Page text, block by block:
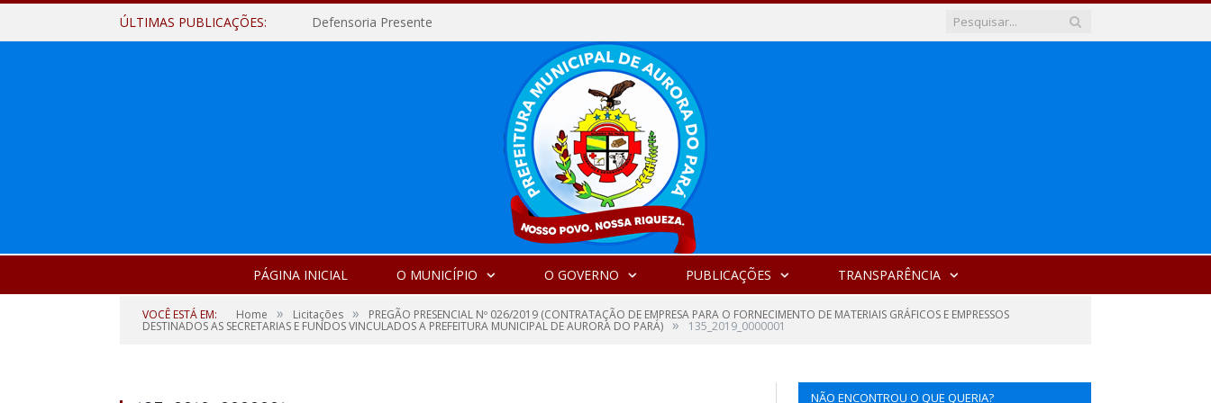
ÚLTIMAS PUBLICAÇÕES: Defensoria Presente
PÁGINA INICIAL O MUNICÍPIO O GOVERNO PUBLICAÇÕES TRANSPARÊNCIA
VOCÊ ESTÁ EM: Home » Licitações » PREGÃO PRESENCIAL Nº 026/2019 (CONTRATAÇÃO DE EMPRESA PARA O FORNECIMENTO DE MATERIAIS GRÁFICOS E EMPRESSOS
DESTINADOS AS SECRETARIAS E FUNDOS VINCULADOS A PREFEITURA MUNICIPAL DE AURORA DO PARÁ) » 135_2019_0000001
NÃO ENCONTROU O QUE QUERIA?